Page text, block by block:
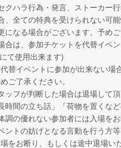
クハラ行為・発言、ストーカー
、全ての特典を受けられない可
なる場合がございます。予めご
合は、参加チケットを代替イベ
て使用出来ます)
替イベントに参加が出来ない
ご了承ください。
ッフが判断した場合は退場して
時間の立ち話」「荷物を置くな
調の優れない参加者には入場を
ントの妨げとなる言動を行う方
をお断り、もしくは途中退場い